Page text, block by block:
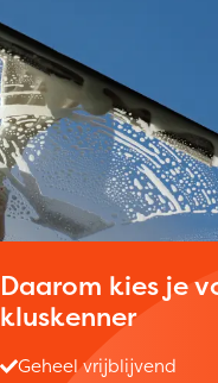
Daarom kies je
kluskenner
Geheel vrijblijvend